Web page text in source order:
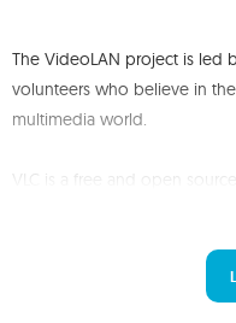
The VideoLAN project is led
volunteers who believe in
multimedia world.
VLC is a free and open